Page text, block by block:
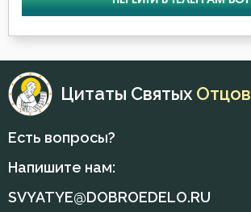
Смысл жизни
Созерцание
Страдание
Цитаты Святых Отцов
Есть вопросы?
Напишите нам:
SVYATYE@DOBROEDELO.RU